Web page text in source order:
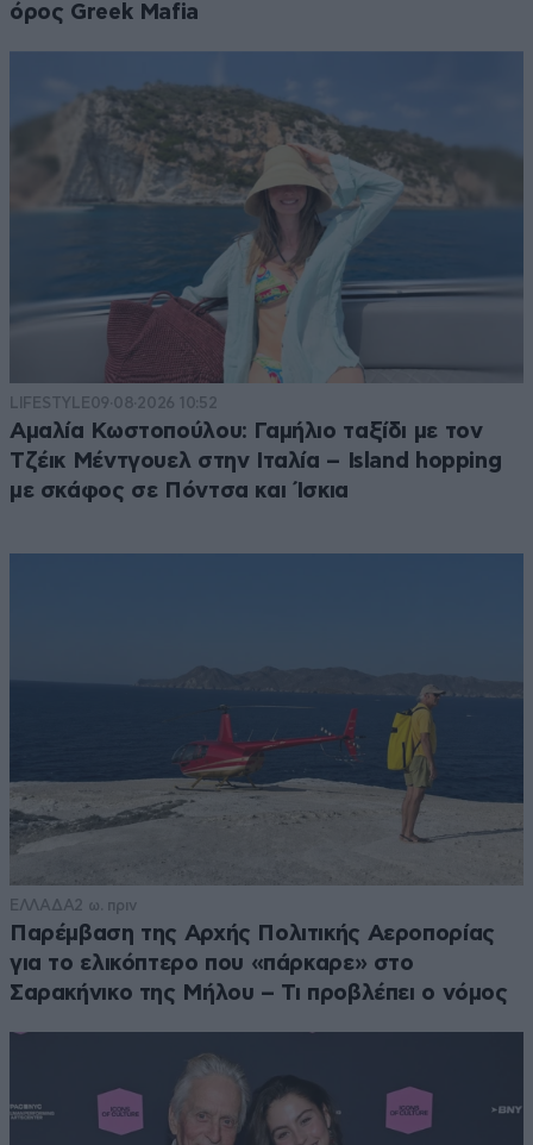
όρος Greek Mafia
LIFESTYLE09·08·2026 10:52
Αμαλία Κωστοπούλου: Γαμήλιο ταξίδι με τον
Τζέικ Μέντγουελ στην Ιταλία – Island hopping
με σκάφος σε Πόντσα και Ίσκια
ΕΛΛΑΔΑ2 ω. πριν
Παρέμβαση της Αρχής Πολιτικής Αεροπορίας
για το ελικόπτερο που «πάρκαρε» στο
Σαρακήνικο της Μήλου – Τι προβλέπει ο νόμος